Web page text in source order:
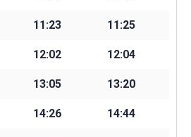
11:23 11:25
12:02 12:04
13:05 13:20
14:26 14:44